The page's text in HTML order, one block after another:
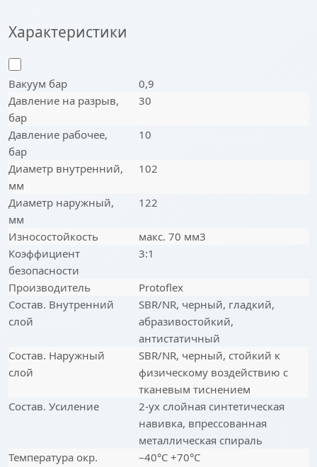
Характеристики
Вакуум бар
0,9
Давление на разрыв,
бар
30
Давление рабочее,
бар
10
Диаметр внутренний,
мм
102
Диаметр наружный,
мм
122
Износостойкость
макс. 70 мм3
Коэффициент
безопасности
3:1
Производитель
Protoflex
Состав. Внутренний
слой
SBR/NR, черный, гладкий,
абразивостойкий,
антистатичный
Состав. Наружный
слой
SBR/NR, черный, стойкий к
физическому воздействию с
тканевым тиснением
Состав. Усиление
2-ух слойная синтетическая
навивка, впрессованная
металлическая спираль
Температура окр.
–40°С +70°С